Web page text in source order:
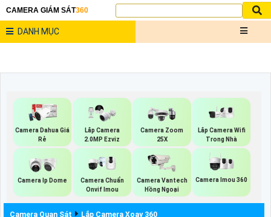
CAMERA GIÁM SÁT360
DANH MỤC
Camera Dahua Giá
Rẻ
Lắp Camera
2.0MP Ezviz
Camera Zoom
25X
Lắp Camera Wifi
Trong Nhà
Camera Ip Dome
Camera Chuẩn
Onvif Imou
Camera Vantech
Hồng Ngoại
Camera Imou 360
Camera Quan Sát Lắp Camera Xoay 360